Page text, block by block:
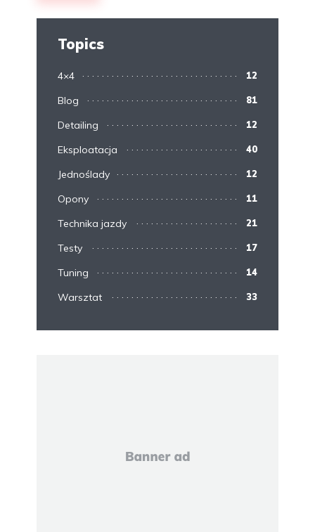
Topics
4×4 12
Blog 81
Detailing 12
Eksploatacja 40
Jednoślady 12
Opony 11
Technika jazdy 21
Testy 17
Tuning 14
Warsztat 33